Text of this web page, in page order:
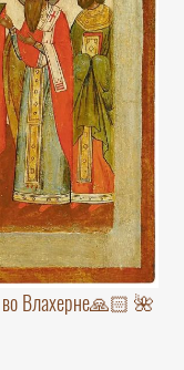
во Влахерне🙏🏻 🌺